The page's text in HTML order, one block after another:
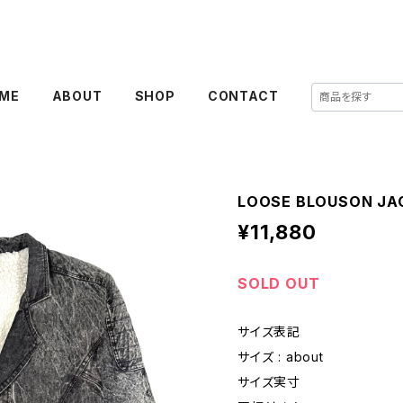
ABOUT SHOP CONTACT
LOOSE BLOUSON
¥11,880
SOLD OUT
サイズ表記
サイズ : about
サイズ実寸